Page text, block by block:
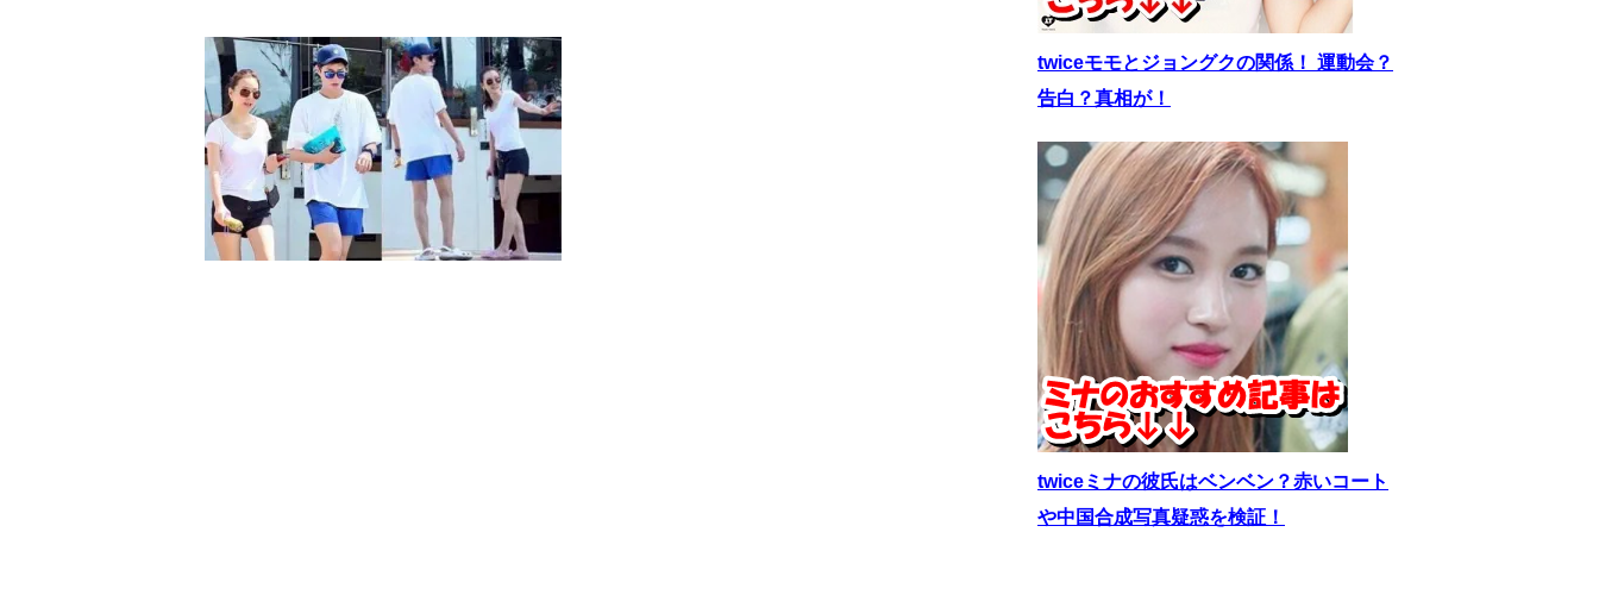
twiceモモとジョングクの関係！ 運動会？
告白？真相が！
twiceミナの彼氏はベンベン？赤いコート
や中国合成写真疑惑を検証！